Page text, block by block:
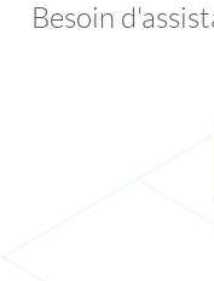
Besoin